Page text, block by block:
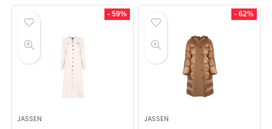
- 59%
JASSEN
- 62%
JASSEN